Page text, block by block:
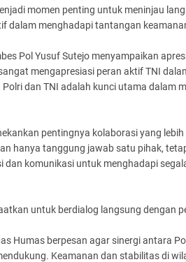
momen penting untuk meninjau
dalam menghadapi tantangan
Pol Yusuf Sutejo menyampaikan
mengapresiasi peran aktif TNI
dan TNI adalah kunci utama dalam
pentingnya kolaborasi yang
hanya tanggung jawab satu pihak,
komunikasi untuk menghadapi
untuk berdialog langsung dengan
Humas berpesan agar sinergi antara
Keamanan dan stabilitas di